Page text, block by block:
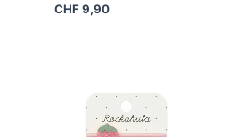
CHF9,90